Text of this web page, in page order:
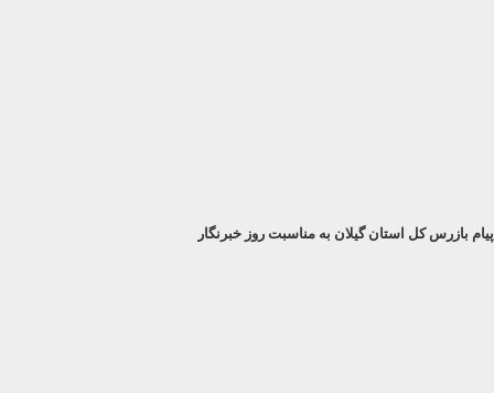
پیام بازرس کل استان گیلان به مناسبت روز خبرنگار